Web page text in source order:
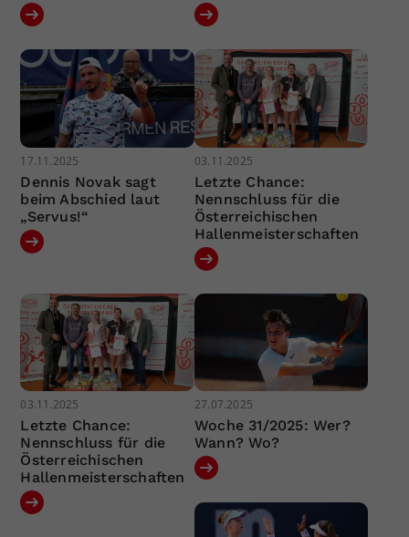
17.11.2025
Dennis Novak sagt
beim Abschied laut
„Servus!“
03.11.2025
Letzte Chance:
Nennschluss für die
Österreichischen
Hallenmeisterschaften
03.11.2025
Letzte Chance:
Nennschluss für die
Österreichischen
Hallenmeisterschaften
27.07.2025
Woche 31/2025: Wer?
Wann? Wo?